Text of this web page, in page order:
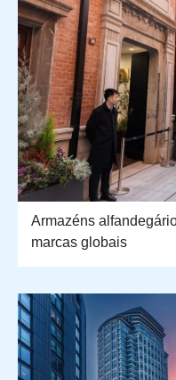
Armazéns
marcas globais